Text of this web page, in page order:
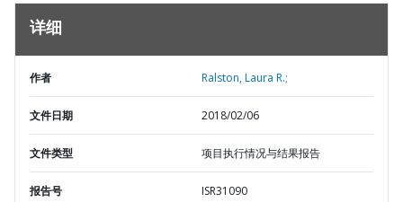
详细
作者 Ralston, Laura R.;
文件日期 2018/02/06
文件类型 项目执行情况与结果报告
报告号 ISR31090